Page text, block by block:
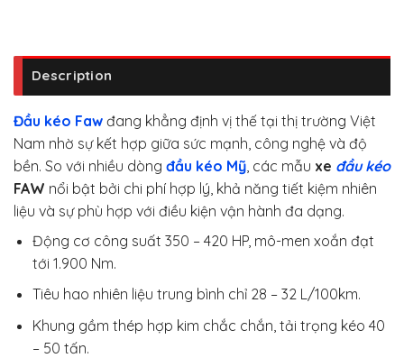
Description
Đầu kéo Faw đang khẳng định vị thế tại thị trường Việt
Nam nhờ sự kết hợp giữa sức mạnh, công nghệ và độ
bền. So với nhiều dòng đầu kéo Mỹ , các mẫu xe đầu kéo
FAW nổi bật bởi chi phí hợp lý, khả năng tiết kiệm nhiên
liệu và sự phù hợp với điều kiện vận hành đa dạng.
Động cơ công suất 350 – 420 HP, mô-men xoắn đạt
tới 1.900 Nm.
Tiêu hao nhiên liệu trung bình chỉ 28 – 32 L/100km.
Khung gầm thép hợp kim chắc chắn, tải trọng kéo 40
– 50 tấn.